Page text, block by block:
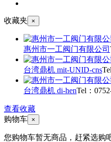
收藏夹 ×
惠州市一工阀门有限公司
台湾鼎机 mit-UNID-cns
台湾鼎机 di-henTel：
查看收藏
购物车 ×
您购物车暂无商品，赶紧选购